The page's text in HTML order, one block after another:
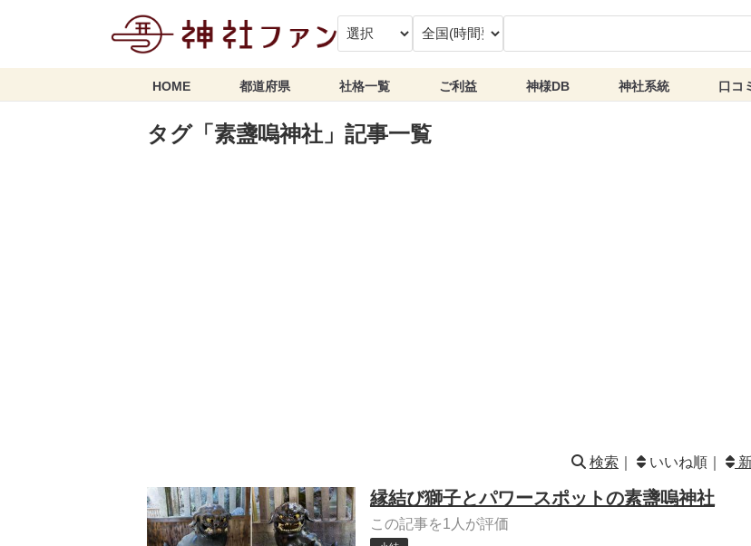
HOME 都道府県 社格一覧 ご利益 神様DB 神社系統 口コ
タグ「素盞嗚神社」記事一覧
検索 いいね順｜
縁結び獅子とパワースポットの素盞嗚神社
この記事を1人が評価